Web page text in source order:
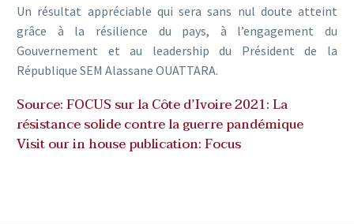
Un résultat appréciable qui sera sans nul doute atteint
grâce à la résilience du pays, à l’engagement du
Gouvernement et au leadership du Président de la
République SEM Alassane OUATTARA.
Source:FOCUS sur la Côte d’Ivoire 2021: La
résistance solide contre la guerre pandémique
Visit our in house publication:Focus